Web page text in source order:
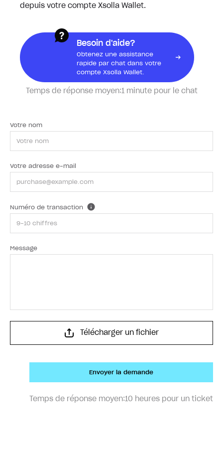
depuis votre compte Xsolla Wallet.
Besoin d'aide?
Obtenez une assistance
rapide par chat dans votre
compte Xsolla Wallet.
Temps de réponse moyen:1 minute pour le chat
Votre nom
Votre adresse e-mail
Numéro de transaction
Message
Télécharger un fichier
Envoyer la demande
Temps de réponse moyen:10 heures pour un ticket